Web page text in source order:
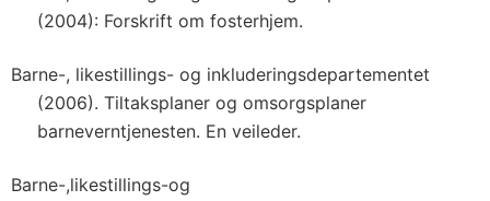
(2004): Forskrift om fosterhjem.
Barne-, likestillings- og inkluderingsdepartementet
(2006). Tiltaksplaner og omsorgsplaner
barneverntjenesten. En veileder.
Barne-,likestillings-og